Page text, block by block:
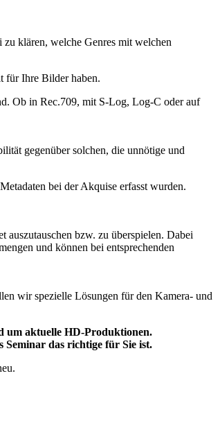
zu klären, welche Genres mit welchen
für Ihre Bilder haben.
Ob in Rec.709, mit S-Log, Log-C oder auf
gegenüber solchen, die unnötige und
bei der Akquise erfasst wurden.
bzw. zu überspielen. Dabei
und können bei entsprechenden
wir spezielle Lösungen für den Kamera- und
um aktuelle HD-Produktionen.
Seminar das richtige für Sie ist.